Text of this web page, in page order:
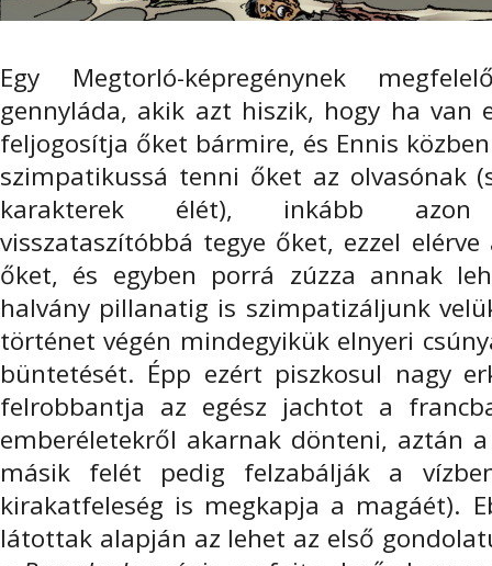
Egy Megtorló-képregénynek
gennyláda, akik azt hiszik, hogy ha van
feljogosítja őket bármire, és Ennis
szimpatikussá tenni őket az olvasónak
karakterek élét), inkább
visszataszítóbbá tegye őket, ezzel
őket, és egyben porrá zúzza annak
halvány pillanatig is szimpatizáljunk
történet végén mindegyikük elnyeri
büntetését. Épp ezért piszkosul nagy
felrobbantja az egész jachtot a
emberéletekről akarnak dönteni, aztán
másik felét pedig felzabálják a
kirakatfeleség is megkapja a magáét).
látottak alapján az lehet az első